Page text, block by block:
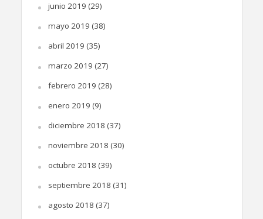
junio 2019 (29)
mayo 2019 (38)
abril 2019 (35)
marzo 2019 (27)
febrero 2019 (28)
enero 2019 (9)
diciembre 2018 (37)
noviembre 2018 (30)
octubre 2018 (39)
septiembre 2018 (31)
agosto 2018 (37)